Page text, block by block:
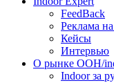
FeedBack
Реклама
Кейсы
Интервью
О рынке OOH/
Indoor за